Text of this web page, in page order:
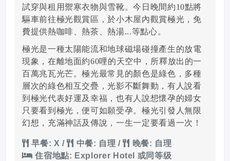
試穿與租用禦寒衣物與雪靴。今日晚間約10點將
驅車前往極光觀賞區，於小木屋內觀賞極光，免
費提供熱咖啡、熱茶、熱湯...等點心。
極光是一種太陽能流和地球磁場碰撞產生的放電
現象，在離地面約60哩的天空中，所釋放出的一
百萬兆瓦光芒。極光最常見的顏色是綠色，多種
層次的綠色相互交疊，光影不斷舞動，有人說看
到極光代表好運及幸福，也有人說想懷孕的婦女
只要看到極光，便可如願受孕。極光引發人無限
幻想，充滿神話及傳說，一生一定要看過一次！
早餐: X/ 中餐: 自理/
晚餐: 自理
住宿地點: Explorer Hotel 或同等级